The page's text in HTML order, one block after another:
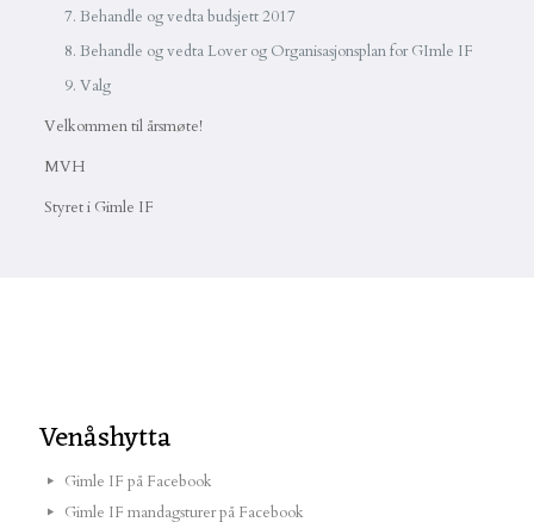
Behandle og vedta budsjett 2017
Behandle og vedta Lover og Organisasjonsplan for GImle IF
Valg
Velkommen til årsmøte!
MVH
Styret i Gimle IF
Venåshytta
Gimle IF på Facebook
Gimle IF mandagsturer på Facebook